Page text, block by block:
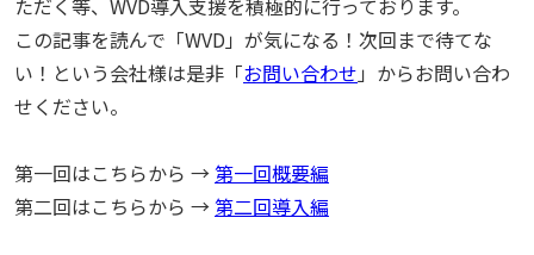
ただく等、WVD導入支援を積極的に行っております。
この記事を読んで「WVD」が気になる！次回まで待てな
い！という会社様は是非「お問い合わせ 」からお問い合わ
せください。
第一回はこちらから →第一回概要編
第二回はこちらから →第二回導入編